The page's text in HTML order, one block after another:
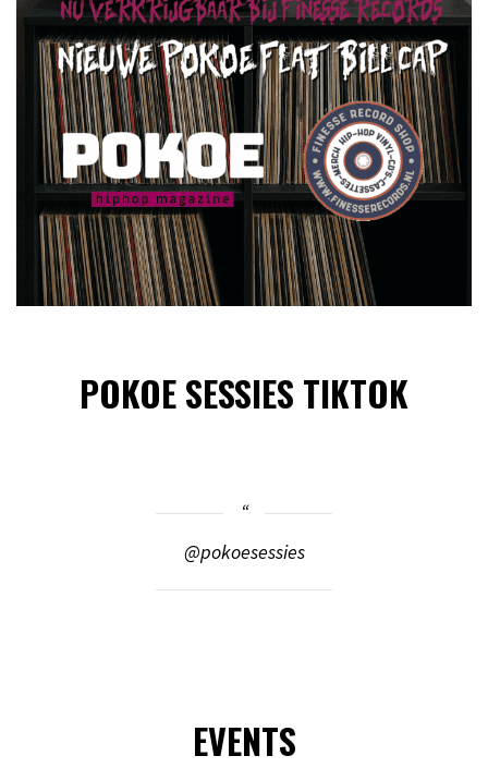
POKOE SESSIES TIKTOK
@pokoesessies
EVENTS